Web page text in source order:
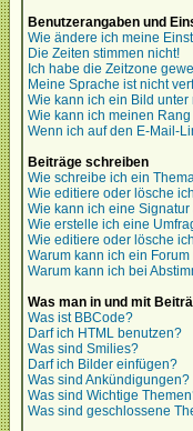
Benutzerangaben und
Wie ändere ich meine
Die Zeiten stimmen nicht!
Ich habe die Zeitzone
Meine Sprache ist nicht
Wie kann ich ein Bild
Wie kann ich meinen
Wenn ich auf den E-Mail-
Beiträge schreiben
Wie schreibe ich ein
Wie editiere oder lösche
Wie kann ich eine
Wie erstelle ich eine
Wie editiere oder lösche
Warum kann ich ein
Warum kann ich bei
Was man in und mit
Was ist BBCode?
Darf ich HTML benutzen?
Was sind Smilies?
Darf ich Bilder einfügen?
Was sind Ankündigungen?
Was sind Wichtige
Was sind geschlossene